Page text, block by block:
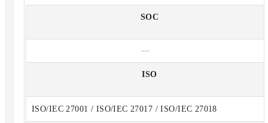
SOC
—
ISO
ISO/IEC 27001 / ISO/IEC 27017 / ISO/IEC 27018